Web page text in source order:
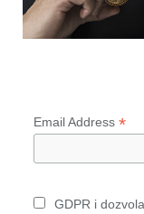
Email Address *
GDPR i